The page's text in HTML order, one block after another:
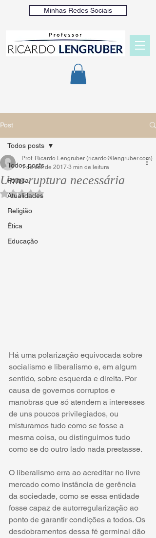
Minhas Redes Sociais
Post
Todos posts
Política
Atualidades
Religião
Ética
Educação
Todos posts
Uma ruptura necessária
Prof. Ricardo Lengruber (ricardo@lengruber.com)
1 de set. de 2017 3 min de leitura
Avaliado com NaN de 5 estrelas.
Há uma polarização equivocada sobre
socialismo e liberalismo e, em algum
sentido, sobre esquerda e direita. Por
causa de governos corruptos e
manobras que só atendem a interesses
de uns poucos privilegiados, ou
misturamos tudo como se fosse a
mesma coisa, ou distinguimos tudo
como se do outro lado nada prestasse.
O liberalismo erra ao acreditar no livre
mercado como instância de gerência
da sociedade, como se essa entidade
fosse capaz de autorregularização ao
ponto de garantir condições a todos. Os
desdobramentos dessa fé germinal dão